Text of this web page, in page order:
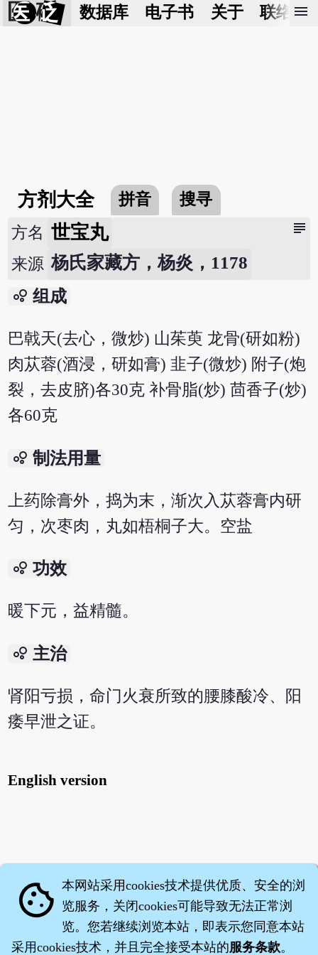
医 砭 数据库 电子书 关于 联络我
menu
方剂大全 拼音 搜寻
subject
方名 世宝丸
来源 杨氏家藏方，杨炎，1178
bubble_chart 组成
巴戟天(去心，微炒) 山茱萸 龙骨(研如粉)
肉苁蓉(酒浸，研如膏) 韭子(微炒) 附子(炮
裂，去皮脐)各30克 补骨脂(炒) 茴香子(炒)
各60克
bubble_chart 制法用量
上药除膏外，捣为末，渐次入苁蓉膏内研
匀，次枣肉，丸如梧桐子大。空盐
bubble_chart 功效
暖下元，益精髓。
bubble_chart 主治
肾阳亏损，命门火衰所致的腰膝酸冷、阳
痿早泄之证。
English version
cookie 本网站采用cookies技术提供优质、安全的浏
览服务，关闭cookies可能导致无法正常浏
览。您若继续浏览本站，即表示您同意本站
采用cookies技术，并且完全接受本站的服务条款。